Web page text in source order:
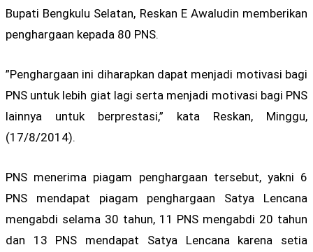
Bupati Bengkulu Selatan, Reskan E Awaludin memberikan
penghargaan kepada 80 PNS.
”Penghargaan ini diharapkan dapat menjadi motivasi bagi
PNS untuk lebih giat lagi serta menjadi motivasi bagi PNS
lainnya untuk berprestasi,” kata Reskan, Minggu,
(17/8/2014).
PNS menerima piagam penghargaan tersebut, yakni 6
PNS mendapat piagam penghargaan Satya Lencana
mengabdi selama 30 tahun, 11 PNS mengabdi 20 tahun
dan 13 PNS mendapat Satya Lencana karena setia